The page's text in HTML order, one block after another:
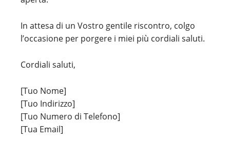
In attesa di un Vostro gentile riscontro, colgo
l’occasione per porgere i miei più cordiali saluti.
Cordiali saluti,
[Tuo Nome]
[Tuo Indirizzo]
[Tuo Numero di Telefono]
[Tua Email]